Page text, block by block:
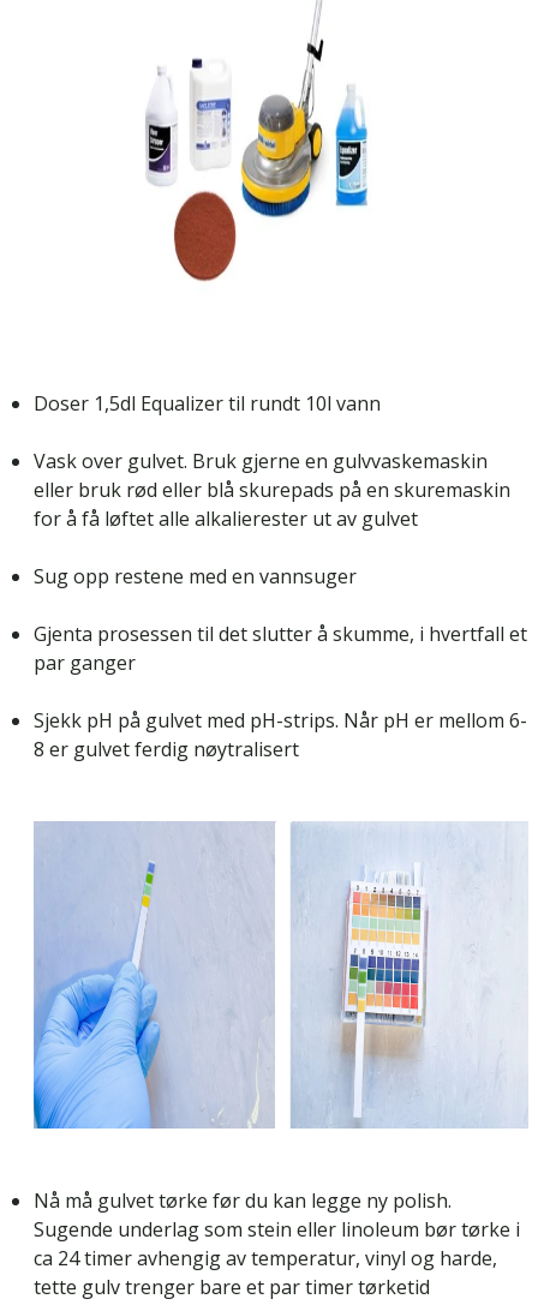
Doser 1,5dl Equalizertil rundt 10l vann
Vask over gulvet. Bruk gjerne en gulvvaskemaskin
eller bruk rød eller blå skurepads på en skuremaskin
for å få løftet alle alkalierester ut av gulvet
Sug opp restene med en vannsuger
Gjenta prosessen til det slutter å skumme, i hvertfall et
par ganger
Sjekk pH på gulvet med pH-strips. Når pH er mellom 6-
8 er gulvet ferdig nøytralisert
Nå må gulvet tørke før du kan legge ny polish.
Sugende underlag som stein eller linoleum bør tørke i
ca 24 timer avhengig av temperatur, vinyl og harde,
tette gulv trenger bare et par timer tørketid